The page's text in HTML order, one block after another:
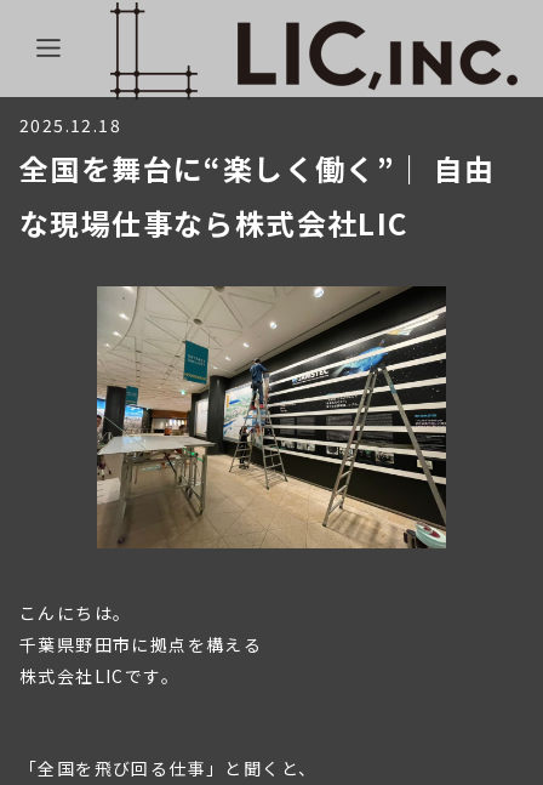
2025.12.18
全国を舞台に“楽しく働く”｜ 自由
な現場仕事なら株式会社LIC
こんにちは。
千葉県野田市に拠点を構える
株式会社LICです。
「全国を飛び回る仕事」と聞くと、